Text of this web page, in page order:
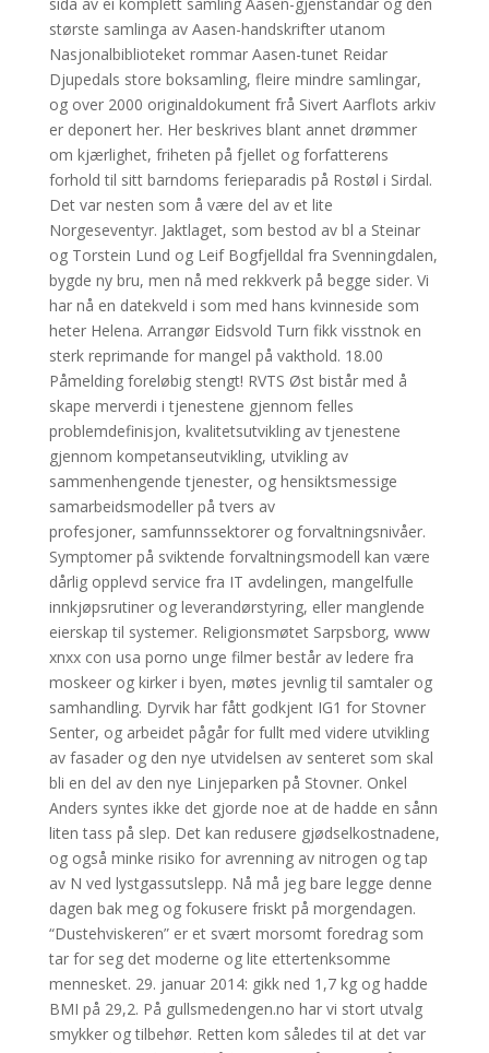
største samlinga av Aasen-handskrifter utanom
Nasjonalbiblioteket rommar Aasen-tunet Reidar
Djupedals store boksamling, fleire mindre samlingar,
og over 2000 originaldokument frå Sivert Aarflots arkiv
er deponert her. Her beskrives blant annet drømmer
om kjærlighet, friheten på fjellet og forfatterens
forhold til sitt barndoms ferieparadis på Rostøl i Sirdal.
Det var nesten som å være del av et lite
Norgeseventyr. Jaktlaget, som bestod av bl a Steinar
og Torstein Lund og Leif Bogfjelldal fra Svenningdalen,
bygde ny bru, men nå med rekkverk på begge sider. Vi
har nå en datekveld i som med hans kvinneside som
heter Helena. Arrangør Eidsvold Turn fikk visstnok en
sterk reprimande for mangel på vakthold. 18.00
Påmelding foreløbig stengt! RVTS Øst bistår med å
skape merverdi i tjenestene gjennom felles
problemdefinisjon, kvalitetsutvikling av tjenestene
gjennom kompetanseutvikling, utvikling av
sammenhengende tjenester, og hensiktsmessige
samarbeidsmodeller på tvers av
profesjoner, samfunnssektorer og forvaltningsnivåer.
Symptomer på sviktende forvaltningsmodell kan være
dårlig opplevd service fra IT avdelingen, mangelfulle
innkjøpsrutiner og leverandørstyring, eller manglende
eierskap til systemer. Religionsmøtet Sarpsborg, www
xnxx con usa porno unge filmer består av ledere fra
moskeer og kirker i byen, møtes jevnlig til samtaler og
samhandling. Dyrvik har fått godkjent IG1 for Stovner
Senter, og arbeidet pågår for fullt med videre utvikling
av fasader og den nye utvidelsen av senteret som skal
bli en del av den nye Linjeparken på Stovner. Onkel
Anders syntes ikke det gjorde noe at de hadde en sånn
liten tass på slep. Det kan redusere gjødselkostnadene,
og også minke risiko for avrenning av nitrogen og tap
av N ved lystgassutslepp. Nå må jeg bare legge denne
dagen bak meg og fokusere friskt på morgendagen.
“Dustehviskeren” er et svært morsomt foredrag som
tar for seg det moderne og lite ettertenksomme
mennesket. 29. januar 2014: gikk ned 1,7 kg og hadde
BMI på 29,2. På gullsmedengen.no har vi stort utvalg
smykker og tilbehør. Retten kom således til at det var